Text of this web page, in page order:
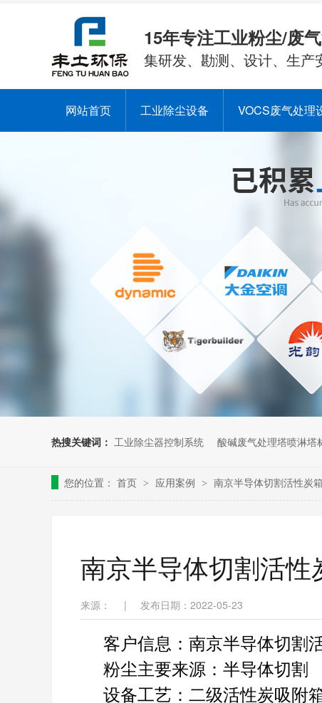
15年专注工业粉尘/废
集研发、勘测、设计、生
网站首页 工业除尘设备 VOCS废气处理
热搜关键词： 工业除尘器控制系统 酸碱废气处理塔喷淋塔
您的位置： 首页 > 应用案例 > 南京半导体切割活性炭
南京半导体切割活性
来源： | 发布日期：2022-05-23
客户信息：南京半导体切割
粉尘主要来源：半导体切割
设备工艺：二级活性炭吸附